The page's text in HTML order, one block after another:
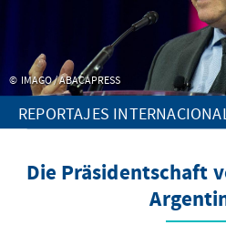
IMAGO / ABACAPRESS
REPORTAJES
Die Präsidentschaft